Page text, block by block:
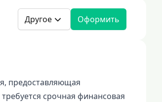
Другое Оформить
предоставляющая
срочная финансовая